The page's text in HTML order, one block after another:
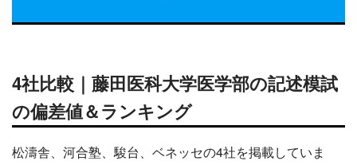
4社比較｜藤田医科大学医学部の記述模試
の偏差値＆ランキング
松濤舎、河合塾、駿台、ベネッセの4社を掲載していま